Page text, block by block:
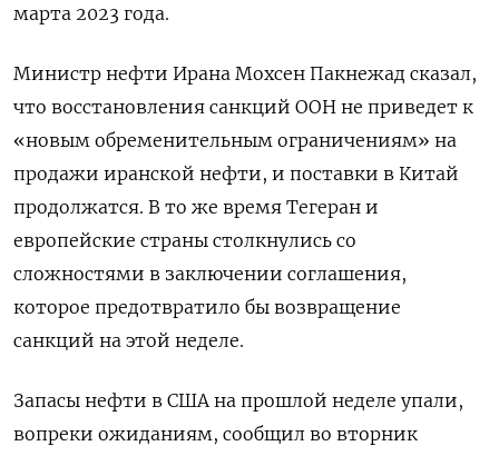
марта 2023 года.
Министр нефти Ирана Мохсен Пакнежад сказал,
что восстановления санкций ООН не приведет к
«новым обременительным ограничениям» на
продажи иранской нефти, и поставки в Китай
продолжатся. В то же время Тегеран и
европейские страны столкнулись со
сложностями в заключении соглашения,
которое предотвратило бы возвращение
санкций на этой неделе.
Запасы нефти в США на прошлой неделе упали,
вопреки ожиданиям, сообщил во вторник